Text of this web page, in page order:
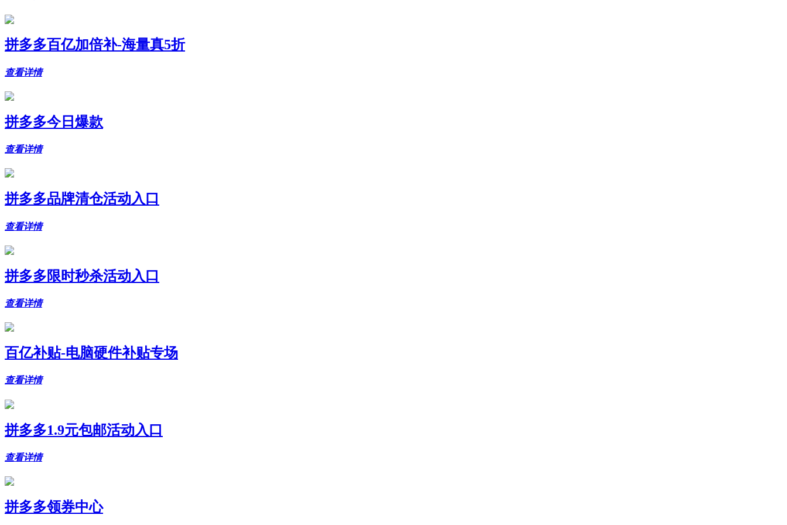
拼多多百亿加倍补-海量真5折
查看详情
拼多多今日爆款
查看详情
拼多多品牌清仓活动入口
查看详情
拼多多限时秒杀活动入口
查看详情
百亿补贴-电脑硬件补贴专场
查看详情
拼多多1.9元包邮活动入口
查看详情
拼多多领券中心